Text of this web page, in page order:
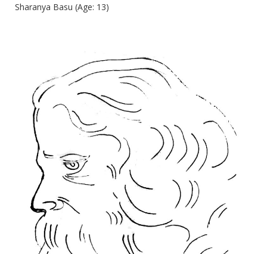
Sharanya Basu (Age: 13)